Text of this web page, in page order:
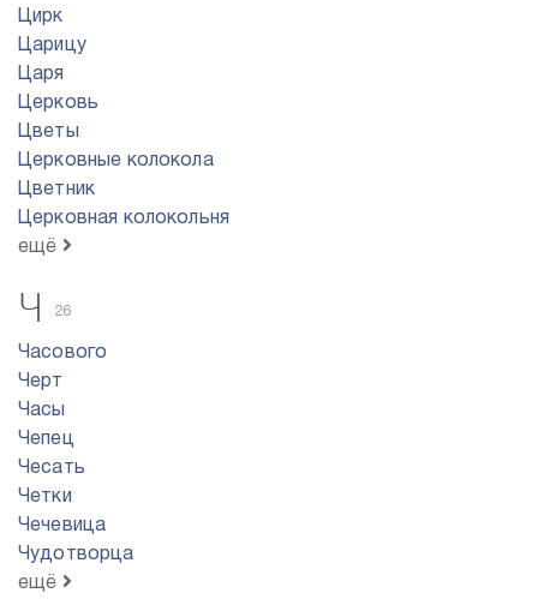
Цирк
Царицу
Царя
Церковь
Цветы
Церковные колокола
Цветник
Церковная колокольня
ещё
Ч 26
Часового
Черт
Часы
Чепец
Чесать
Четки
Чечевица
Чудотворца
ещё